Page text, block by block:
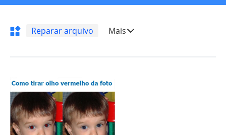
Reparar arquivo Mais
Mudar localização
Problemas de iOS
Desbloquear